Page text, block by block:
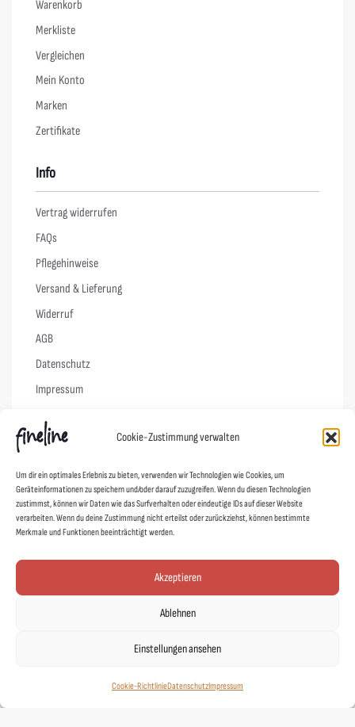
Cookie-Zustimmung verwalten
Um dir ein optimales Erlebnis zu bieten, verwenden wir Technologien wie Cookies, um
Geräteinformationen zu speichern und/oder darauf zuzugreifen. Wenn du diesen Technologien
zustimmst, können wir Daten wie das Surfverhalten oder eindeutige IDs auf dieser Website
verarbeiten. Wenn du deine Zustimmung nicht erteilst oder zurückziehst, können bestimmte
Merkmale und Funktionen beeinträchtigt werden.
Akzeptieren
Ablehnen
Einstellungen ansehen
Cookie-RichtlinieDatenschutzImpressum
Warenkorb
Merkliste
Vergleichen
Mein Konto
Marken
Zertifikate
Info
Vertrag widerrufen
FAQs
Pflegehinweise
Versand & Lieferung
Widerruf
AGB
Datenschutz
Impressum
Kontakt
Designer
Agentur fineline